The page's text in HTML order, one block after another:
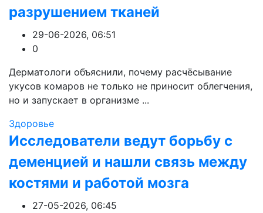
разрушением тканей
29-06-2026, 06:51
0
Дерматологи объяснили, почему расчёсывание
укусов комаров не только не приносит облегчения,
но и запускает в организме ...
Здоровье
Исследователи ведут борьбу с
деменцией и нашли связь между
костями и работой мозга
27-05-2026, 06:45